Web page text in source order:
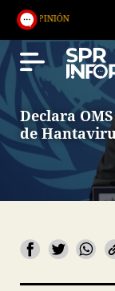
ARTÍCULOS
Declara
de